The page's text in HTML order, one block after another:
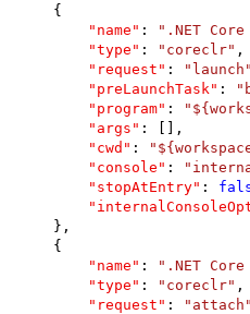
{
"name" : ".NET
"type" : "coreclr" ,
"request" : "launch"
"preLaunchTask" :
"program" :
"args" :
,
"cwd" :
"console" :
"stopAtEntry" :
} ,
{
"name" : ".NET
"type" : "coreclr" ,
"request" : "attach"